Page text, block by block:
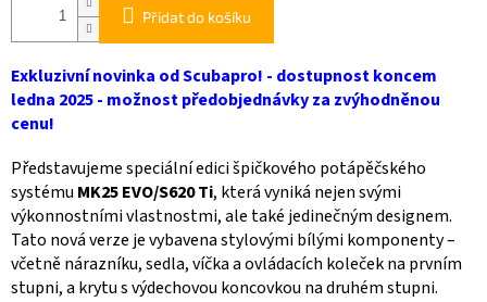
Přidat do košíku
Exkluzivní novinka od Scubapro! - dostupnost koncem
ledna 2025 - možnost předobjednávky za zvýhodněnou
cenu!
Představujeme speciální edici špičkového potápěčského
systému MK25 EVO/S620 Ti, která vyniká nejen svými
výkonnostními vlastnostmi, ale také jedinečným designem.
Tato nová verze je vybavena stylovými bílými komponenty –
včetně nárazníku, sedla, víčka a ovládacích koleček na prvním
stupni, a krytu s výdechovou koncovkou na druhém stupni.